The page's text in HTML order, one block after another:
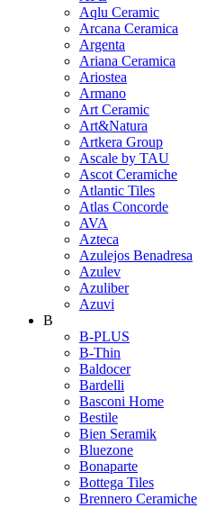
Aqlu Ceramic
Arcana Ceramica
Argenta
Ariana Ceramica
Ariostea
Armano
Art Ceramic
Art&Natura
Artkera Group
Ascale by TAU
Ascot Ceramiche
Atlantic Tiles
Atlas Concorde
AVA
Azteca
Azulejos Benadresa
Azulev
Azuliber
Azuvi
B
B-PLUS
B-Thin
Baldocer
Bardelli
Basconi Home
Bestile
Bien Seramik
Bluezone
Bonaparte
Bottega Tiles
Brennero Ceramiche